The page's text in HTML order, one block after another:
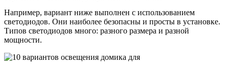
Например, вариант ниже выполнен с использованием
светодиодов. Они наиболее безопасны и просты в установке.
Типов светодиодов много: разного размера и разной
мощности.